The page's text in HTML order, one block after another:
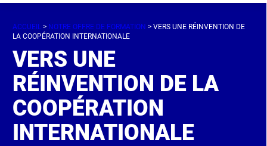
ACCUEIL > NOTRE OFFRE DE FORMATION > VERS UNE RÉINVENTION DE
LA COOPÉRATION INTERNATIONALE
VERS UNE
RÉINVENTION DE LA
COOPÉRATION
INTERNATIONALE